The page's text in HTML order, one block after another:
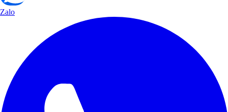
Zalo